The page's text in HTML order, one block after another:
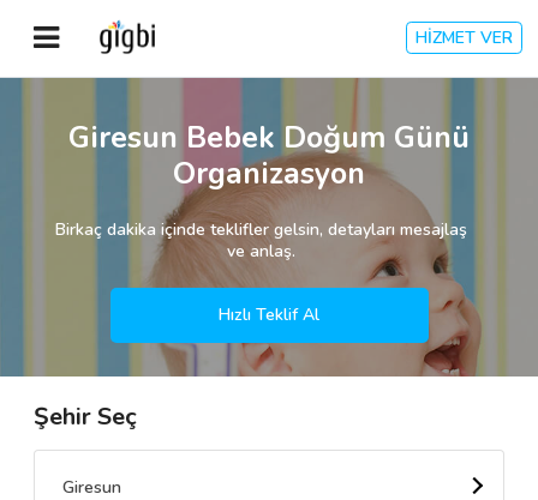
HİZMET VER
Anasayfa
🎈 Biz Kimiz?
Giresun Bebek Doğum Günü
Organizasyon
Birkaç dakika içinde teklifler gelsin, detayları mesajlaş
ve anlaş.
Hızlı Teklif Al
Şehir Seç
Giresun